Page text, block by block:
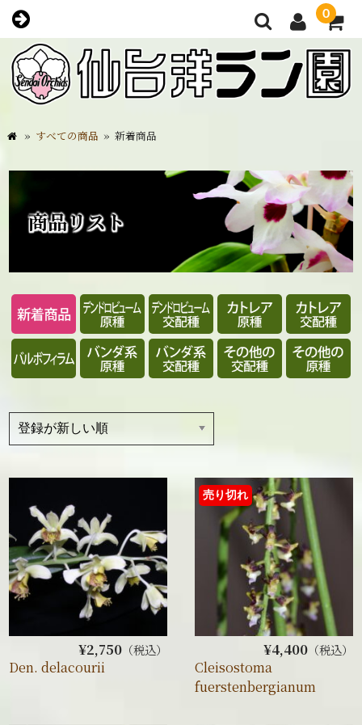
0
» すべての商品 »新着商品
商品リスト
¥2,750（税込）
Den. delacourii
¥4,400（税込）
売り切れ
Cleisostoma
fuerstenbergianum